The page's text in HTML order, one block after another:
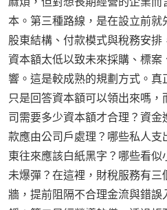
本。第三種路線，是在設立前就
股東結構、付款模式與稅務安
資本額太低以致未來採購、標
響。這是較成熟的規劃方式。
只是回答資本額可以領出來嗎
司需要多少資本額才合理？資
款應由公司戶處理？哪些私人
東往來應該白紙黑字？哪些看
未爆彈？在這裡，財稅服務有
牆，提前阻隔不合理金流與錯